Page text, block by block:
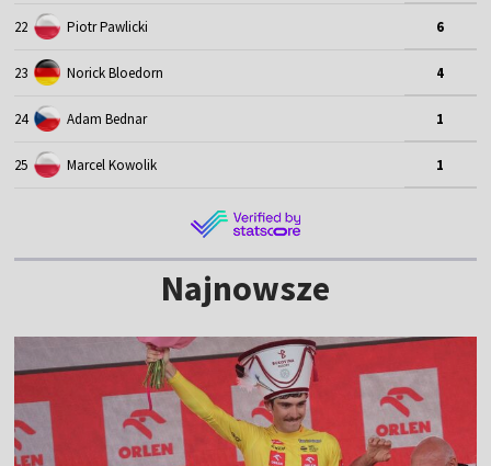
22 Piotr Pawlicki 6
23 Norick Bloedorn 4
24 Adam Bednar 1
25 Marcel Kowolik 1
Najnowsze